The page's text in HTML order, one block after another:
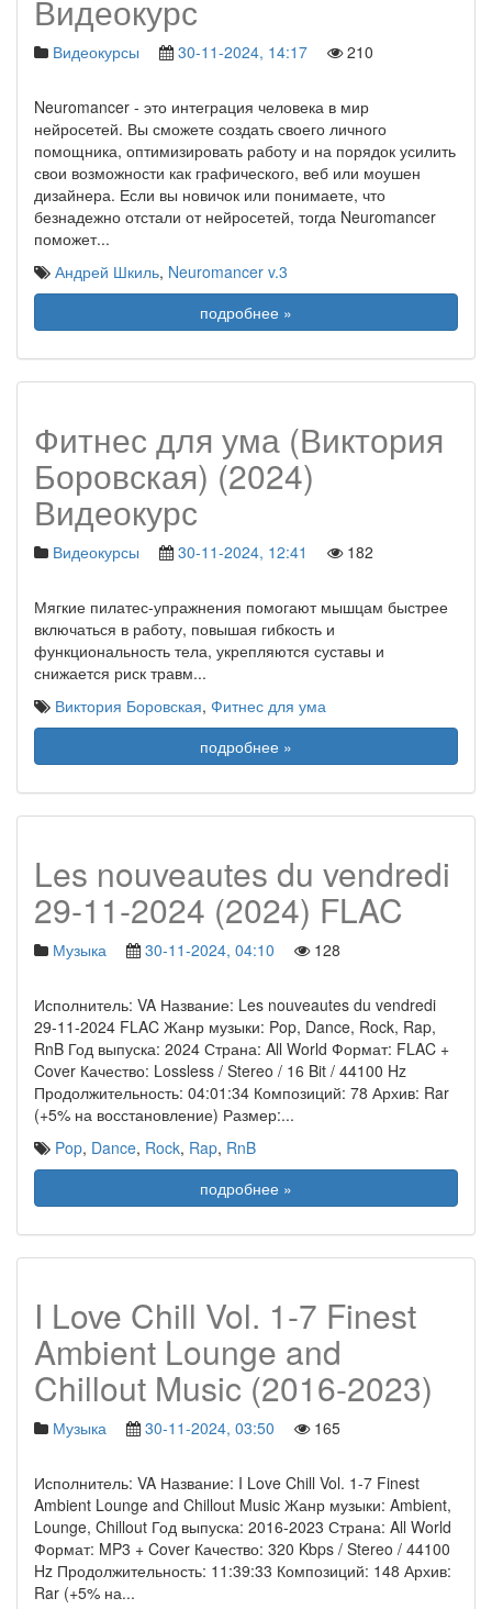
Видеокурс
Видеокурсы 30-11-2024, 14:17 210
Neuromancer - это интеграция человека в мир
нейросетей. Вы сможете создать своего личного
помощника, оптимизировать работу и на порядок усилить
свои возможности как графического, веб или моушен
дизайнера. Если вы новичок или понимаете, что
безнадежно отстали от нейросетей, тогда Neuromancer
поможет...
Андрей Шкиль, Neuromancer v.3
подробнее »
Фитнес для ума (Виктория
Боровская) (2024)
Видеокурс
Видеокурсы 30-11-2024, 12:41 182
Мягкие пилатес-упражнения помогают мышцам быстрее
включаться в работу, повышая гибкость и
функциональность тела, укрепляются суставы и
снижается риск травм...
Виктория Боровская, Фитнес для ума
подробнее »
Les nouveautes du vendredi
29-11-2024 (2024) FLAC
Музыка 30-11-2024, 04:10 128
Исполнитель: VA Название: Les nouveautes du vendredi
29-11-2024 FLAC Жанр музыки: Pop, Dance, Rock, Rap,
RnB Год выпуска: 2024 Страна: All World Формат: FLAC +
Cover Качество: Lossless / Stereo / 16 Bit / 44100 Hz
Продолжительность: 04:01:34 Композиций: 78 Архив: Rar
(+5% на восстановление) Размер:...
Pop, Dance, Rock, Rap, RnB
подробнее »
I Love Chill Vol. 1-7 Finest
Ambient Lounge and
Chillout Music (2016-2023)
Музыка 30-11-2024, 03:50 165
Исполнитель: VA Название: I Love Chill Vol. 1-7 Finest
Ambient Lounge and Chillout Music Жанр музыки: Ambient,
Lounge, Chillout Год выпуска: 2016-2023 Страна: All World
Формат: MP3 + Cover Качество: 320 Kbps / Stereo / 44100
Hz Продолжительность: 11:39:33 Композиций: 148 Архив:
Rar (+5% на...